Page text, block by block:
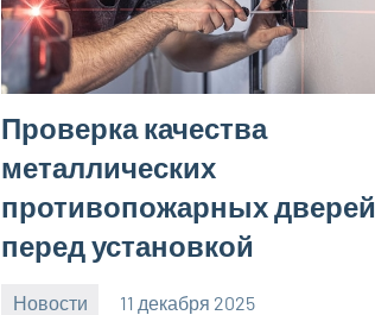
Проверка качества
металлических
противопожарных дверей
перед установкой
Новости 11 декабря 2025